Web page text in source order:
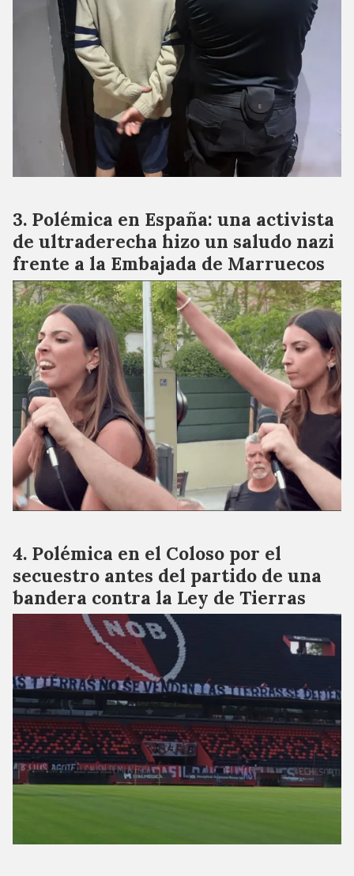
Polémica en España: una activista
de ultraderecha hizo un saludo nazi
frente a la Embajada de Marruecos
Polémica en el Coloso por el
secuestro antes del partido de una
bandera contra la Ley de Tierras